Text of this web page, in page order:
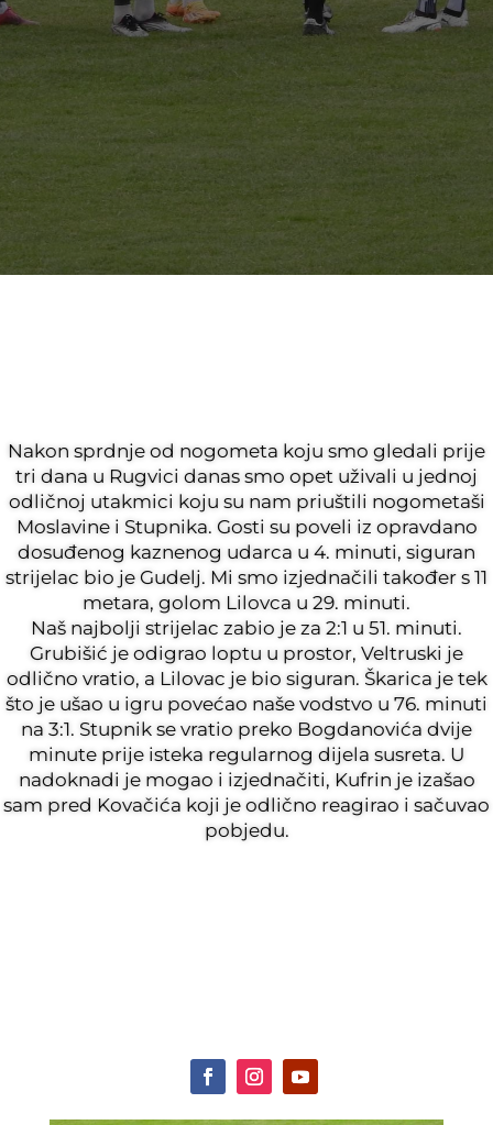
Nakon sprdnje od nogometa koju smo gledali prije
tri dana u Rugvici danas smo opet uživali u jednoj
odličnoj utakmici koju su nam priuštili nogometaši
Moslavine i Stupnika. Gosti su poveli iz opravdano
dosuđenog kaznenog udarca u 4. minuti, siguran
strijelac bio je Gudelj. Mi smo izjednačili također s 11
metara, golom Lilovca u 29. minuti.
Naš najbolji strijelac zabio je za 2:1 u 51. minuti.
Grubišić je odigrao loptu u prostor, Veltruski je
odlično vratio, a Lilovac je bio siguran. Škarica je tek
što je ušao u igru povećao naše vodstvo u 76. minuti
na 3:1. Stupnik se vratio preko Bogdanovića dvije
minute prije isteka regularnog dijela susreta. U
nadoknadi je mogao i izjednačiti, Kufrin je izašao
sam pred Kovačića koji je odlično reagirao i sačuvao
pobjedu.